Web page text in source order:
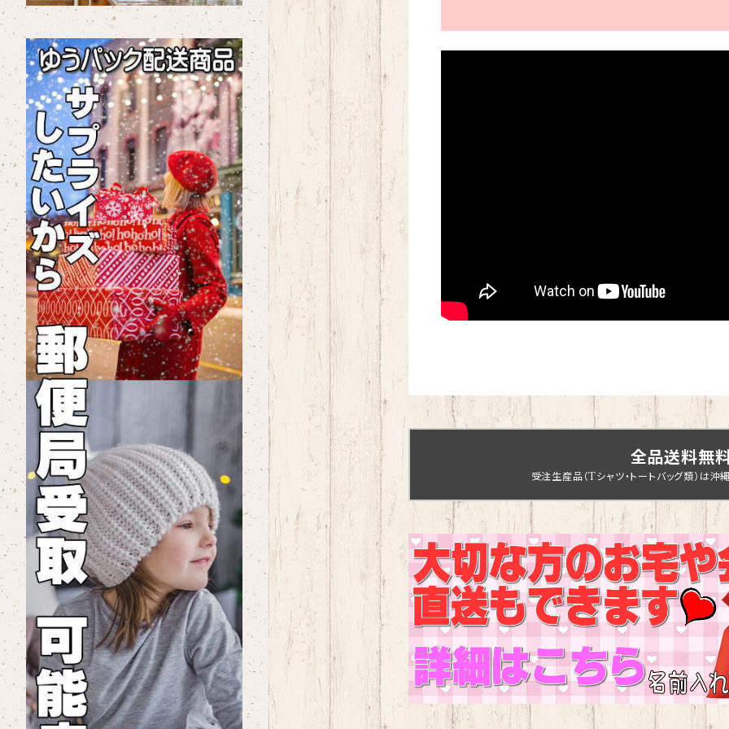
全品送料無
受注生産品（Tシャツ・トートバッグ類）は